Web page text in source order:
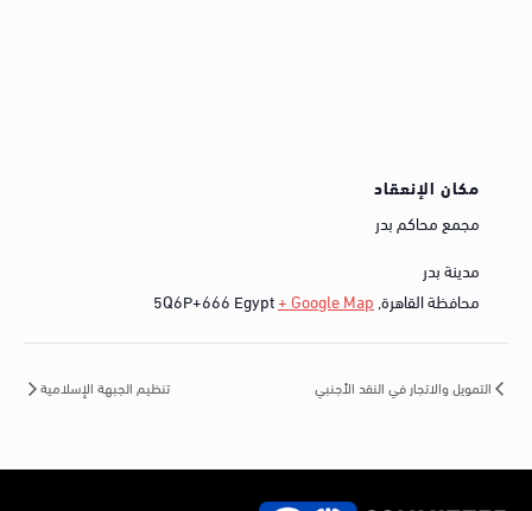
مكان الإنعقاد
مجمع محاكم بدر
مدينة بدر
محافظة القاهرة,
5Q6P+666 Egypt+ Google Map
التمويل والاتجار في النقد الأجنبي تنظيم الجبهة الإسلامية